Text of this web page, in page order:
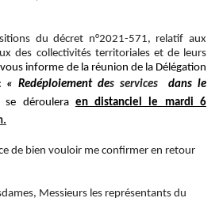
du décret n°2021-571, relatif aux
des collectivités territoriales et de leurs
informe de la réunion de la Délégation
: « Redéploiement des services
dans le
se déroulera en distanciel le mardi 6
de bien vouloir me confirmer en retour
Messieurs les représentants du